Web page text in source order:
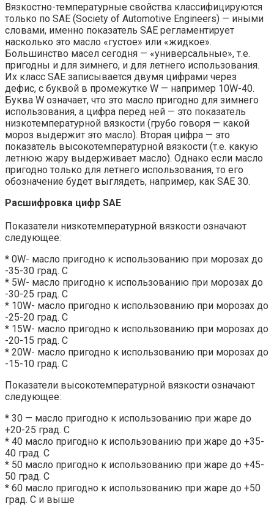
Вязкостно-температурные свойства классифицируются
только по SAE (Society of Automotive Engineers) — иными
словами, именно показатель SAE регламентирует
насколько это масло «густое» или «жидкое».
Большинство масел сегодня — «универсальные», т.е.
пригодны и для зимнего, и для летнего использования.
Их класс SAE записывается двумя цифрами через
дефис, с буквой в промежутке W — например 10W-40.
Буква W означает, что это масло пригодно для зимнего
использования, а цифра перед ней — это показатель
низкотемпературной вязкости (грубо говоря — какой
мороз выдержит это масло). Вторая цифра — это
показатель высокотемпературной вязкости (т.е. какую
летнюю жару выдерживает масло). Однако если масло
пригодно только для летнего использования, то его
обозначение будет выглядеть, например, как SAE 30.
Расшифровка цифр SAE
Показатели низкотемпературной вязкости означают
следующее:
* 0W- масло пригодно к использованию при морозах до
-35-30 град. С
* 5W- масло пригодно к использованию при морозах до
-30-25 град. С
* 10W- масло пригодно к использованию при морозах до
-25-20 град. С
* 15W- масло пригодно к использованию при морозах до
-20-15 град. С
* 20W- масло пригодно к использованию при морозах до
-15-10 град. С
Показатели высокотемпературной вязкости означают
следующее:
* 30 — масло пригодно к использованию при жаре до
+20-25 град. С
* 40 масло пригодно к использованию при жаре до +35-
40 град. С
* 50 масло пригодно к использованию при жаре до +45-
50 град. С
* 60 масло пригодно к использованию при жаре до +50
град. С и выше